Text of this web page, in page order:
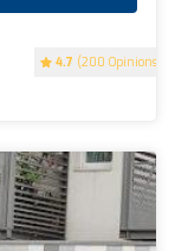
4.7 (200 Opinions)